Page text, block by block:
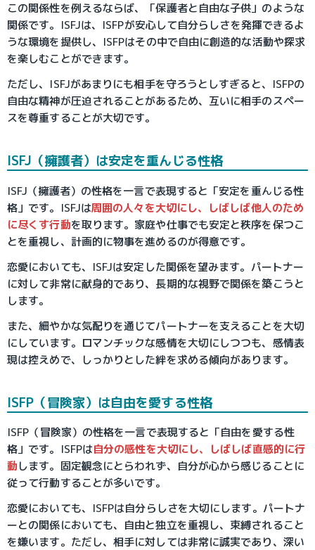
この関係性を例えるならば、「保護者と自由な子供」のような
関係です。ISFJは、ISFPが安心して自分らしさを発揮できるよ
うな環境を提供し、ISFPはその中で自由に創造的な活動や探求
を楽しむことができます。
ただし、ISFJがあまりにも相手を守ろうとしすぎると、ISFPの
自由な精神が圧迫されることがあるため、互いに相手のスペー
スを尊重することが大切です。
ISFJ（擁護者）は安定を重んじる性格
ISFJ（擁護者）の性格を一言で表現すると「安定を重んじる性
格」です。ISFJは周囲の人々を大切にし、しばしば他人のため
に尽くす行動を取ります。家庭や仕事でも安定と秩序を保つこ
とを重視し、計画的に物事を進めるのが得意です。
恋愛においても、ISFJは安定した関係を望みます。パートナー
に対して非常に献身的であり、長期的な視野で関係を築こうと
します。
また、細やかな気配りを通じてパートナーを支えることを大切
にしています。ロマンチックな感情を大切にしつつも、感情表
現は控えめで、しっかりとした絆を求める傾向があります。
ISFP（冒険家）は自由を愛する性格
ISFP（冒険家）の性格を一言で表現すると「自由を愛する性
格」です。ISFPは自分の感性を大切にし、しばしば直感的に行
動します。固定観念にとらわれず、自分が心から感じることに
従って行動することが多いです。
恋愛においても、ISFPは自分らしさを大切にします。パートナ
ーとの関係においても、自由と独立を重視し、束縛されること
を嫌います。ただし、相手に対しては非常に誠実であり、深い